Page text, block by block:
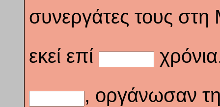
συνεργάτες τους
εκεί επί
, οργάνωσαν τη